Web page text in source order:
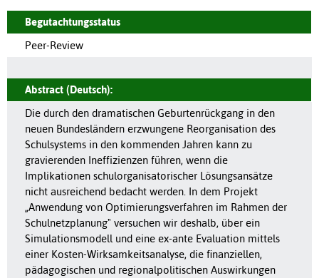
Begutachtungsstatus
Peer-Review
Abstract (Deutsch):
Die durch den dramatischen Geburtenrückgang in den
neuen Bundesländern erzwungene Reorganisation des
Schulsystems in den kommenden Jahren kann zu
gravierenden Ineffizienzen führen, wenn die
Implikationen schulorganisatorischer Lösungsansätze
nicht ausreichend bedacht werden. In dem Projekt
„Anwendung von Optimierungsverfahren im Rahmen der
Schulnetzplanung" versuchen wir deshalb, über ein
Simulationsmodell und eine ex-ante Evaluation mittels
einer Kosten-Wirksamkeitsanalyse, die finanziellen,
pädagogischen und regionalpolitischen Auswirkungen